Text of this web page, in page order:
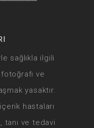
sağlıkla ilgili
ve
yasaktır.
hastaları
tanı ve tedavi